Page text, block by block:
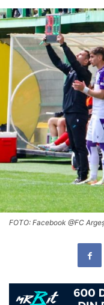
FOTO: Facebook @FC